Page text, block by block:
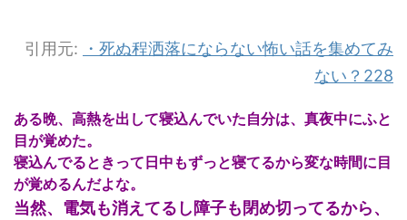
引用元: ・ 死ぬ程洒落にならない怖い話を集めてみ
ない？228
ある晩、高熱を出して寝込んでいた自分は、真夜中にふと
目が覚めた。
寝込んでるときって日中もずっと寝てるから変な時間に目
が覚めるんだよな。
当然、電気も消えてるし障子も閉め切ってるから、